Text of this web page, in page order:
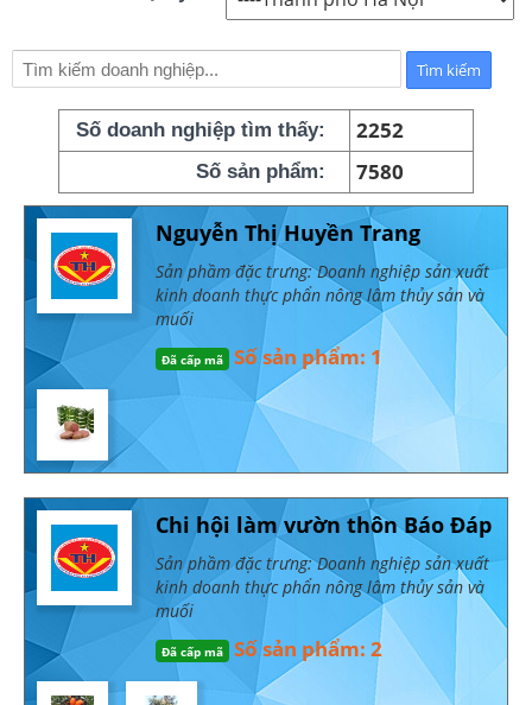
Số doanh nghiệp tìm thấy: 2252
Số sản phẩm: 7580
Nguyễn Thị Huyền Trang
Sản phầm đặc trưng: Doanh nghiệp sản xuất
kinh doanh thực phẩn nông lâm thủy sản và
muối
Đã cấp mã Số sản phẩm: 1
Chi hội làm vườn thôn Báo Đáp
Sản phầm đặc trưng: Doanh nghiệp sản xuất
kinh doanh thực phẩn nông lâm thủy sản và
muối
Đã cấp mã Số sản phẩm: 2